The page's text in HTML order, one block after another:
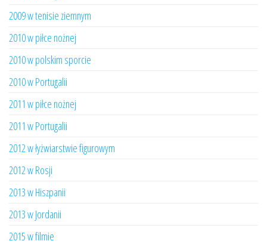
2009 w tenisie ziemnym
2010 w piłce nożnej
2010 w polskim sporcie
2010 w Portugalii
2011 w piłce nożnej
2011 w Portugalii
2012 w łyżwiarstwie figurowym
2012 w Rosji
2013 w Hiszpanii
2013 w Jordanii
2015 w filmie